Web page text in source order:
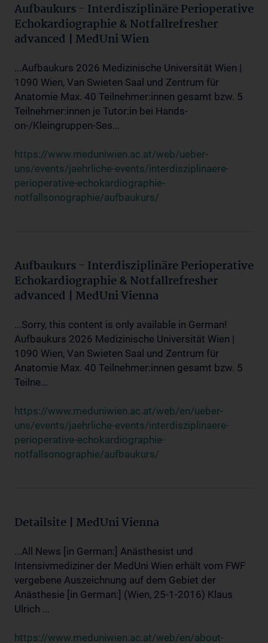
Aufbaukurs - Interdisziplinäre Perioperative
Echokardiographie & Notfallrefresher
advanced | MedUni Wien
...Aufbaukurs 2026 Medizinische Universität Wien |
1090 Wien, Van Swieten Saal und Zentrum für
Anatomie Max. 40 Teilnehmer:innen gesamt bzw. 5
Teilnehmer:innen je Tutor:in bei Hands-
on-/Kleingruppen-Ses...
https://www.meduniwien.ac.at/web/ueber-
uns/events/jaehrliche-events/interdisziplinaere-
perioperative-echokardiographie-
notfallsonographie/aufbaukurs/
Aufbaukurs - Interdisziplinäre Perioperative
Echokardiographie & Notfallrefresher
advanced | MedUni Vienna
...Sorry, this content is only available in German!
Aufbaukurs 2026 Medizinische Universität Wien |
1090 Wien, Van Swieten Saal und Zentrum für
Anatomie Max. 40 Teilnehmer:innen gesamt bzw. 5
Teilne...
https://www.meduniwien.ac.at/web/en/ueber-
uns/events/jaehrliche-events/interdisziplinaere-
perioperative-echokardiographie-
notfallsonographie/aufbaukurs/
Detailsite | MedUni Vienna
...All News [in German:] Anästhesist und
Intensivmediziner der MedUni Wien erhält vom FWF
vergebene Auszeichnung auf dem Gebiet der
Anästhesie [in German:] (Wien, 25-1-2016) Klaus
Ulrich ...
https://www.meduniwien.ac.at/web/en/about-